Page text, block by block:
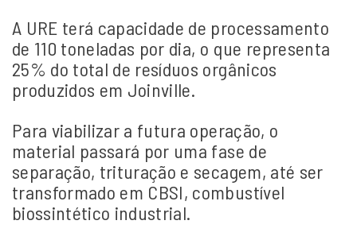
A URE terá capacidade de processamento
de 110 toneladas por dia, o que representa
25% do total de resíduos orgânicos
produzidos em Joinville.
Para viabilizar a futura operação, o
material passará por uma fase de
separação, trituração e secagem, até ser
transformado em CBSI, combustível
biossintético industrial.